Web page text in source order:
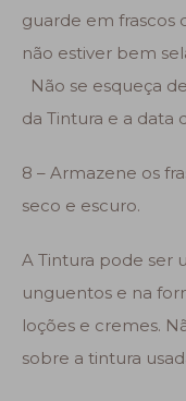
guarde em frascos
não estiver bem
Não se esqueça
da Tintura e a data
8 – Armazene os
seco e escuro.
A Tintura pode ser
unguentos e na
loções e cremes.
sobre a tintura